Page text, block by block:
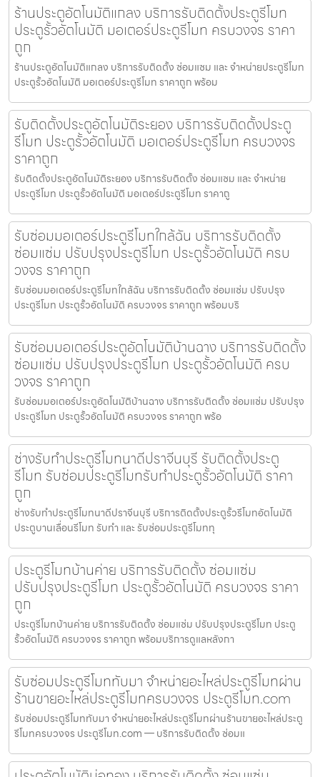
ร้านประตูอัตโนมัติแกลง บริการรับติดตั้งประตูรีโมท
ประตูรั้วอัตโนมัติ มอเตอร์ประตูรีโมท ครบวงจร ราคา
ถูก
ร้านประตูอัตโนมัติแกลง บริการรับติดตั้ง ซ่อมแซม และ จำหน่ายประตูรีโมท
ประตูรั้วอัตโนมัติ มอเตอร์ประตูรีโมท ราคาถูก พร้อม
รับติดตั้งประตูอัตโนมัติระยอง บริการรับติดตั้งประตู
รีโมท ประตูรั้วอัตโนมัติ มอเตอร์ประตูรีโมท ครบวงจร
ราคาถูก
รับติดตั้งประตูอัตโนมัติระยอง บริการรับติดตั้ง ซ่อมแซม และ จำหน่าย
ประตูรีโมท ประตูรั้วอัตโนมัติ มอเตอร์ประตูรีโมท ราคาถู
รับซ่อมมอเตอร์ประตูรีโมทใกล้ฉัน บริการรับติดตั้ง
ซ่อมแซ่ม ปรับปรุงประตูรีโมท ประตูรั้วอัตโนมัติ ครบ
วงจร ราคาถูก
รับซ่อมมอเตอร์ประตูรีโมทใกล้ฉัน บริการรับติดตั้ง ซ่อมแซ่ม ปรับปรุง
ประตูรีโมท ประตูรั้วอัตโนมัติ ครบวงจร ราคาถูก พร้อมบริ
รับซ่อมมอเตอร์ประตูอัตโนมัติบ้านฉาง บริการรับติดตั้ง
ซ่อมแซ่ม ปรับปรุงประตูรีโมท ประตูรั้วอัตโนมัติ ครบ
วงจร ราคาถูก
รับซ่อมมอเตอร์ประตูอัตโนมัติบ้านฉาง บริการรับติดตั้ง ซ่อมแซ่ม ปรับปรุง
ประตูรีโมท ประตูรั้วอัตโนมัติ ครบวงจร ราคาถูก พร้อ
ช่างรับทำประตูรีโมทนาดีปราจีนบุรี รับติดตั้งประตู
รีโมท รับซ่อมประตูรีโมทรับทำประตูรั้วอัตโนมัติ ราคา
ถูก
ช่างรับทำประตูรีโมทนาดีปราจีนบุรี บริการติดตั้งประตูรั้วรีโมทอัตโนมัติ
ประตูบานเลื่อนรีโมท รับทำ และ รับซ่อมประตูรีโมททุ
ประตูรีโมทบ้านค่าย บริการรับติดตั้ง ซ่อมแซ่ม
ปรับปรุงประตูรีโมท ประตูรั้วอัตโนมัติ ครบวงจร ราคา
ถูก
ประตูรีโมทบ้านค่าย บริการรับติดตั้ง ซ่อมแซ่ม ปรับปรุงประตูรีโมท ประตู
รั้วอัตโนมัติ ครบวงจร ราคาถูก พร้อมบริการดูแลหลังกา
รับซ่อมประตูรีโมททับมา จำหน่ายอะไหล่ประตูรีโมทผ่าน
ร้านขายอะไหล่ประตูรีโมทครบวงจร ประตูรีโมท.com
รับซ่อมประตูรีโมททับมา จำหน่ายอะไหล่ประตูรีโมทผ่านร้านขายอะไหล่ประตู
รีโมทครบวงจร ประตูรีโมท.com — บริการรับติดตั้ง ซ่อมแ